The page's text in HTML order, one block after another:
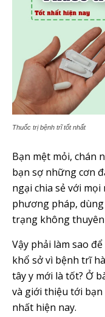
Thuốc trị bệnh trĩ tốt nhất
Bạn mệt mỏi, chán
bạn sợ những cơn
ngại chia sẻ với
phương pháp,
trạng không thuyên
Vậy phải làm sao
khổ sở vì bệnh trĩ
tây y mới là tốt? Ở
và giới thiệu tới bạn
nhất hiện nay.